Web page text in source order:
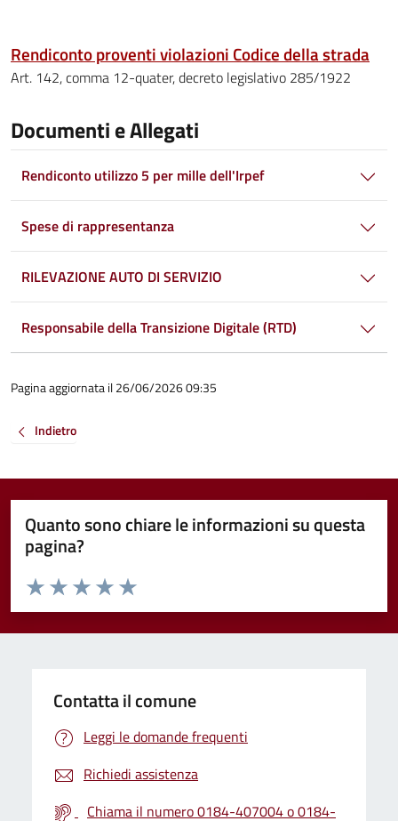
Rendiconto proventi violazioni Codice della strada
Art. 142, comma 12-quater, decreto legislativo 285/1922
Documenti e Allegati
Rendiconto utilizzo 5 per mille dell'Irpef
Spese di rappresentanza
RILEVAZIONE AUTO DI SERVIZIO
Responsabile della Transizione Digitale (RTD)
Pagina aggiornata il 26/06/2026 09:35
Indietro
Quanto sono chiare le informazioni su questa
pagina?
Valuta da 1 a 5 stelle la pagina
Valuta 5 stelle su 5
Valuta 4 stelle su 5
Valuta 3 stelle su 5
Valuta 2 stelle su 5
Valuta 1 stelle su 5
Contatta il comune
Leggi le domande frequenti
Richiedi assistenza
Chiama il numero 0184-407004 o 0184-